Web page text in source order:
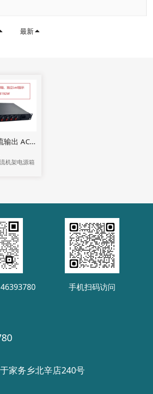
最新
输出 AC24V8A 机架式安防集中电源1U8路输
机架电源箱
手机扫码访问
家务乡北辛店240号